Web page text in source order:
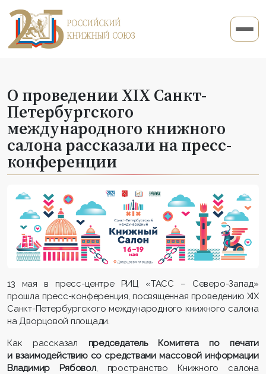
О проведении XIX Санкт-
Петербургского
международного книжного
салона рассказали на пресс-
конференции
13 мая в пресс-центре РИЦ «ТАСС – Северо-Запад»
прошла пресс-конференция, посвященная проведению XIX
Санкт-Петербургского международного книжного салона
на Дворцовой площади.
Как рассказал председатель Комитета по печати
и взаимодействию со средствами массовой информации
Владимир Рябовол, пространство Книжного салона